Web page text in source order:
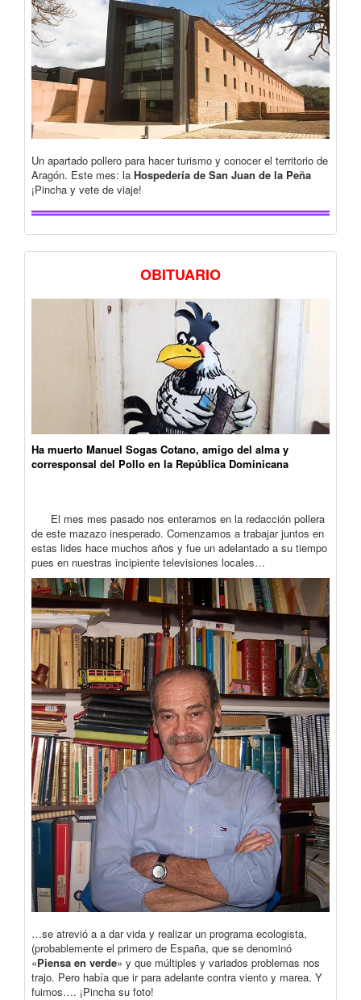
Un apartado pollero para hacer turismo y conocer el territorio de
Aragón. Este mes: la Hospedería de San Juan de la Peña
¡Pincha y vete de viaje!
OBITUARIO
Ha muerto Manuel Sogas Cotano, amigo del alma y
corresponsal del Pollo en la República Dominicana
El mes mes pasado nos enteramos en la redacción pollera
de este mazazo inesperado. Comenzamos a trabajar juntos en
estas lides hace muchos años y fue un adelantado a su tiempo
pues en nuestras incipiente televisiones locales…
…se atrevió a a dar vida y realizar un programa ecologista,
(probablemente el primero de España, que se denominó
«Piensa en verde» y que múltiples y variados problemas nos
trajo. Pero había que ir para adelante contra viento y marea. Y
fuimos…. ¡Pincha su foto!